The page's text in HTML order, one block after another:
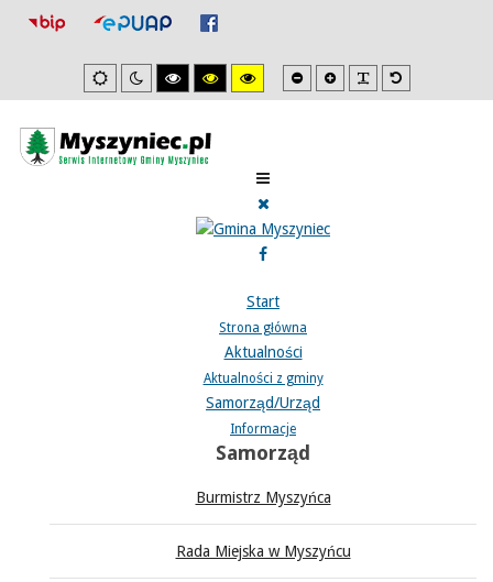
Ustawienia
domyslne
Tryb
nocny
Wysoki
kontrast
Wysoki
kontrast
Wysoki
kontrast
Mniejsza
czcionka
Zwiększona
czcionka
Domyślna
czcionka
Start
Strona główna
Aktualności
Aktualności z gminy
Samorząd/Urząd
Informacje
Samorząd
Burmistrz Myszyńca
Rada Miejska w Myszyńcu